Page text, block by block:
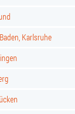
Karlsruhe